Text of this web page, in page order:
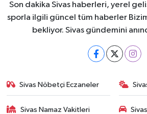
Son dakika Sivas haberleri, yerel
sporla ilgili güncel tüm haberler
bekliyor. Sivas gündemini
Sivas Nöbetçi Eczaneler
Sivas Namaz Vakitleri